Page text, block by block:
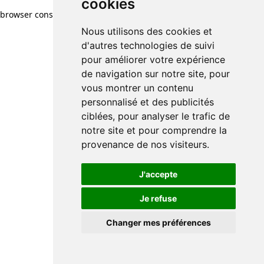
cookies
Nous utilisons des cookies et
d'autres technologies de suivi
pour améliorer votre expérience
de navigation sur notre site, pour
vous montrer un contenu
personnalisé et des publicités
ciblées, pour analyser le trafic de
notre site et pour comprendre la
provenance de nos visiteurs.
J'accepte
Je refuse
Changer mes préférences
browser console for more information)